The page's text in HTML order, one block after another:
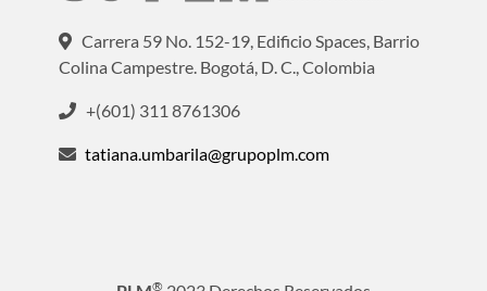
Carrera 59 No. 152-19, Edificio Spaces, Barrio
Colina Campestre. Bogotá, D. C., Colombia
+(601) 311 8761306
tatiana.umbarila@grupoplm.com
®